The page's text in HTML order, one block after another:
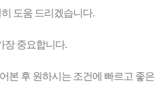
도움 드리겠습니다.
장 중요합니다.
본 후 원하시는 조건에 빠르고 좋은